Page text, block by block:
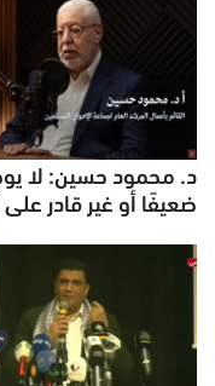
د. محمود حسين: لا
ضعيفًا أو غير قادر